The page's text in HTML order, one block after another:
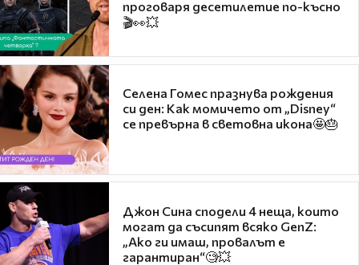
проговаря десетилетие по-късно
🎬👀💥
Селена Гомес празнува рождения
си ден: Как момичето от „Disney“
се превърна в световна икона🤩🎂
Джон Сина сподели 4 неща, които
могат да съсипят всяко GenZ:
„Ако ги имаш, провалът е
гарантиран“🧐💥